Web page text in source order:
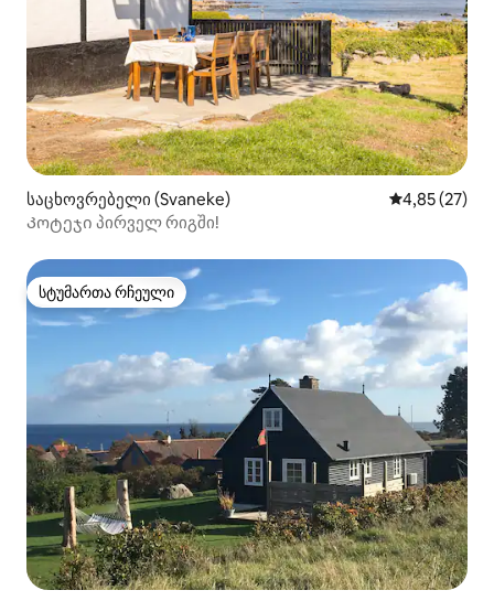
საცხოვრებელი (Svaneke) საშუალო
4,85 (27)
Კოტეჯი პირველ რიგში!
სტუმართა რჩეული
სტუმართა რჩეული